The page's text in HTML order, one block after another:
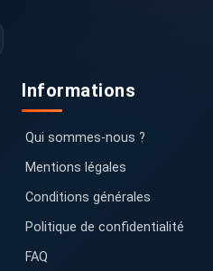
Informations
Qui sommes-nous ?
Mentions légales
Conditions générales
Politique de confidentialité
FAQ